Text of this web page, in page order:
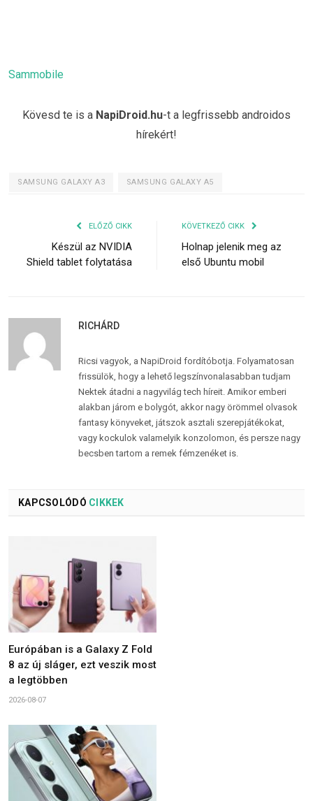
Sammobile
Kövesd te is a NapiDroid.hu-t a legfrissebb androidos
hírekért!
SAMSUNG GALAXY A3 SAMSUNG GALAXY A5
ELŐZŐ CIKK
Készül az NVIDIA
Shield tablet folytatása
KÖVETKEZŐ CIKK
Holnap jelenik meg az
első Ubuntu mobil
RICHÁRD
Ricsi vagyok, a NapiDroid fordítóbotja. Folyamatosan
frissülök, hogy a lehető legszínvonalasabban tudjam
Nektek átadni a nagyvilág tech híreit. Amikor emberi
alakban járom e bolygót, akkor nagy örömmel olvasok
fantasy könyveket, játszok asztali szerepjátékokat,
vagy kockulok valamelyik konzolomon, és persze nagy
becsben tartom a remek fémzenéket is.
KAPCSOLÓDÓ CIKKEK
Európában is a Galaxy Z Fold
8 az új sláger, ezt veszik most
a legtöbben
2026-08-07